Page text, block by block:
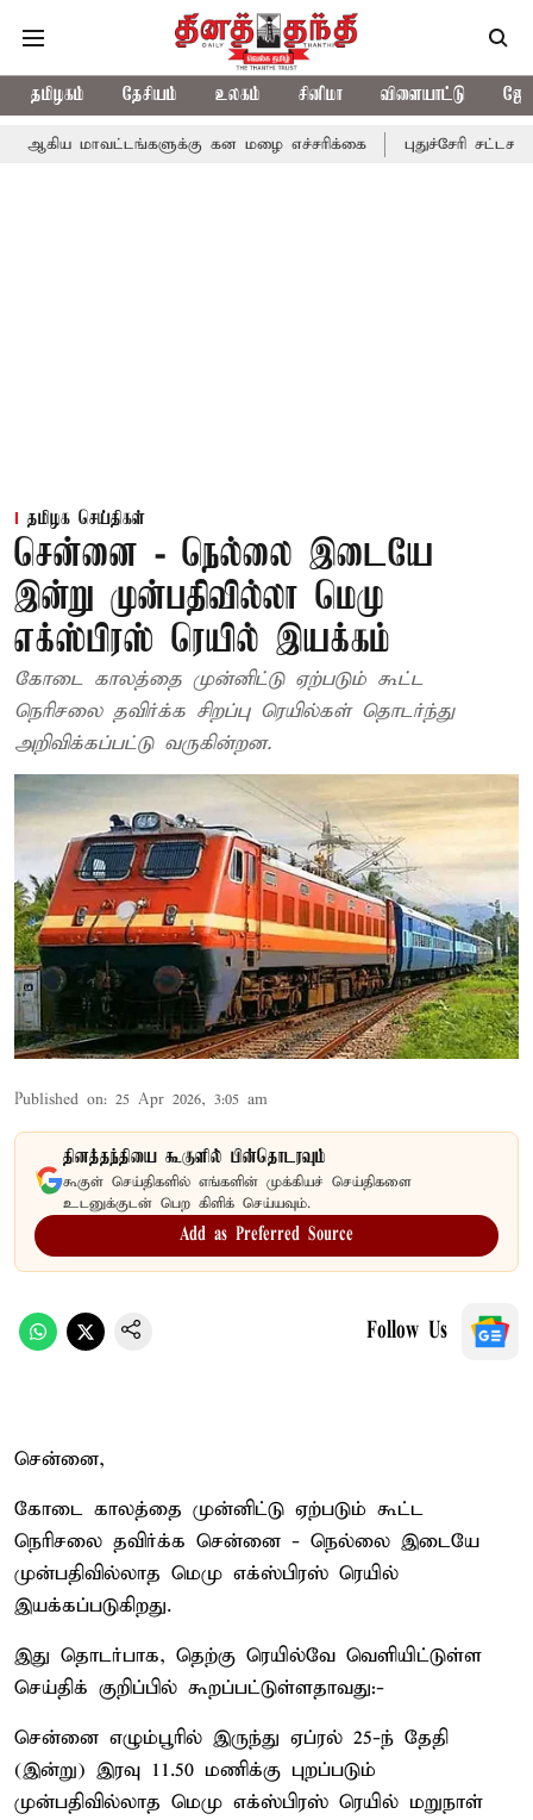
தமிழகம் தேசியம் உலகம் சினிமா விளையாட்டு
கன மழை எச்சரிக்கை புதுச்சேரி சட்டசபையில்
தமிழக செய்திகள்
சென்னை - நெல்லை இடையே
இன்று முன்பதிவில்லா மெமு
எக்ஸ்பிரஸ் ரெயில் இயக்கம்
கோடை காலத்தை முன்னிட்டு ஏற்படும் கூட்ட
நெரிசலை தவிர்க்க சிறப்பு ரெயில்கள் தொடர்ந்து
அறிவிக்கப்பட்டு வருகின்றன.
Published on: 25 Apr 2026, 3:05 am
தினத்தந்தியை கூகுளில் பின்தொடரவும்
கூகுள் செய்திகளில் எங்களின் முக்கியச் செய்திகளை
உடனுக்குடன் பெற கிளிக் செய்யவும்.
Add as Preferred Source
Follow Us
சென்னை,
கோடை காலத்தை முன்னிட்டு ஏற்படும் கூட்ட
நெரிசலை தவிர்க்க சென்னை - நெல்லை இடையே
முன்பதிவில்லாத மெமு எக்ஸ்பிரஸ் ரெயில்
இயக்கப்படுகிறது.
இது தொடர்பாக, தெற்கு ரெயில்வே வெளியிட்டுள்ள
செய்திக் குறிப்பில் கூறப்பட்டுள்ளதாவது:-
சென்னை எழும்பூரில் இருந்து ஏப்ரல் 25-ந் தேதி
(இன்று) இரவு 11.50 மணிக்கு புறப்படும்
முன்பதிவில்லாத மெமு எக்ஸ்பிரஸ் ரெயில் மறுநாள்